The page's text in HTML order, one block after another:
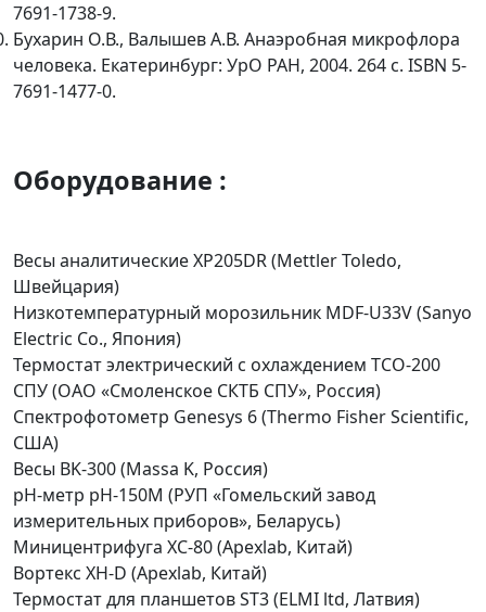
7691-1738-9.
Бухарин О.В., Валышев А.В. Анаэробная микрофлора
человека. Екатеринбург: УрО РАН, 2004. 264 с. ISBN 5-
7691-1477-0.
Оборудование :
Весы аналитические XP205DR (Mettler Toledo,
Швейцария)
Низкотемпературный морозильник MDF-U33V (Sanyo
Electric Co., Япония)
Термостат электрический с охлаждением ТСО-200
СПУ (ОАО «Смоленское СКТБ СПУ», Россия)
Спектрофотометр Genesys 6 (Thermo Fisher Scientific,
США)
Весы BK-300 (Massa K, Россия)
pH-метр рН-150М (РУП «Гомельский завод
измерительных приборов», Беларусь)
Миницентрифуга ХС-80 (Apexlab, Китай)
Вортекс XH-D (Apexlab, Китай)
Термостат для планшетов ST3 (ELMI ltd, Латвия)